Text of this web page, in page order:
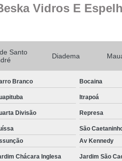
Vidros E
Santo
Diadema
Branco Bocaina
Itrapoá
Divisão Represa
São
Av Kennedy
Chácara Inglesa Jardim São